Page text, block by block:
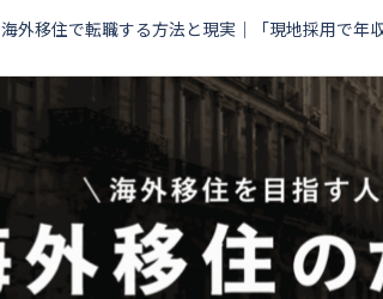
海外移住で転職する方法と現実｜「現地採用で年